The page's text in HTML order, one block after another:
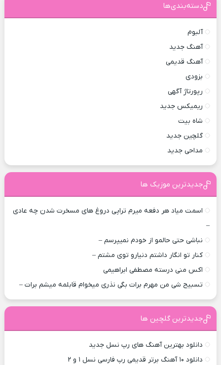
دسته‌بندی‌ها
آلبوم
آهنگ جدید
آهنگ قدیمی
بزودی
رپورتاژ آگهی
ریمیکس جدید
شاه بیت
گلچین جدید
مداحی جدید
جدیدترین موزیک ها
اسمت میاد هر دفعه میرم تراپی دروغ‌ های مسخرت شدن چه عادی
–
نباشی حتی حالمو از خودم نمیپرسم –
کنار تو انگار داشتم دنیارو توی مشتم –
اکس منی درسته مصطفی ابراهیمی
تسبیح شی من مهرم برات بگی نذری میخوام قابلمه میشم برات –
جدیدترین گلچین ها
دانلود بهترین آهنگ های رپ نسل جدید
دانلود ۱۰ آهنگ برتر قدیمی رپ فارسی نسل ۱ و ۲